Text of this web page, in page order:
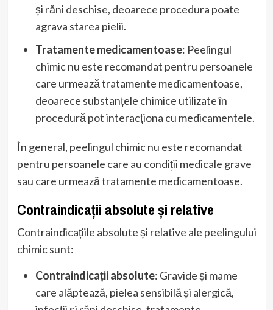
și răni deschise, deoarece procedura poate
agrava starea pielii.
Tratamente medicamentoase: Peelingul
chimic nu este recomandat pentru persoanele
care urmează tratamente medicamentoase,
deoarece substanțele chimice utilizate în
procedură pot interacționa cu medicamentele.
În general, peelingul chimic nu este recomandat
pentru persoanele care au condiții medicale grave
sau care urmează tratamente medicamentoase.
Contraindicații absolute și relative
Contraindicațiile absolute și relative ale peelingului
chimic sunt:
Contraindicații absolute: Gravide și mame
care alăptează, pielea sensibilă și alergică,